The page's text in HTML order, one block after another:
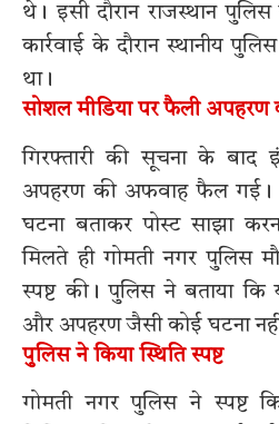
थे। इसी दौरान राजस्थान
कार्रवाई के दौरान स्थानीय
था।
सोशल मीडिया पर फैली अपहरण
गिरफ्तारी की सूचना के बाद
अपहरण की अफवाह फैल गई।
घटना बताकर पोस्ट साझा
मिलते ही गोमती नगर पुलिस
स्पष्ट की। पुलिस ने बताया कि
और अपहरण जैसी कोई घटना
पुलिस ने किया स्थिति स्पष्ट
गोमती नगर पुलिस ने स्पष्ट